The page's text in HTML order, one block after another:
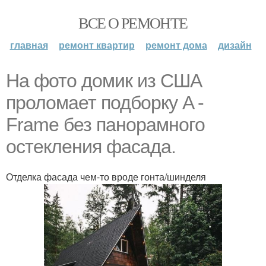
ВСЕ О РЕМОНТЕ
главная ремонт квартир ремонт дома дизайн
На фото домик из США
проломает подборку A -
Frame без панорамного
остекления фасада.
Отделка фасада чем-то вроде гонта/шинделя